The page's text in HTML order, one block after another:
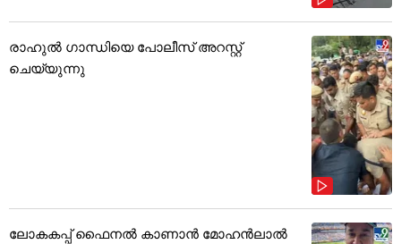
രാഹുൽ ഗാന്ധിയെ പോലീസ് അറസ്റ്റ്
ചെയ്യുന്നു
ലോകകപ്പ് ഫൈനൽ കാണാൻ മോഹൻലാൽ